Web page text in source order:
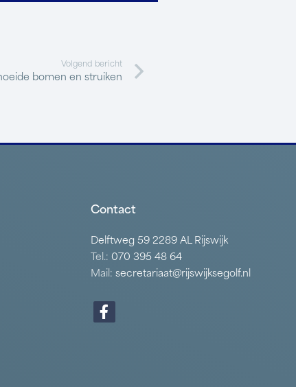
Volgend bericht
bomen en struiken
Contact
Delftweg 59 2289 AL Rijswijk
Tel.: 070 395 48 64
Mail: secretariaat@rijswijksegolf.nl